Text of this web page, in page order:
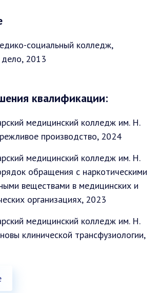
социальный колледж,
дело, 2013
квалификации:
медицинский колледж им. Н.
производство, 2024
медицинский колледж им. Н.
обращения с наркотическими
веществами в медицинских и
организациях, 2023
медицинский колледж им. Н.
клинической трансфузиологии,